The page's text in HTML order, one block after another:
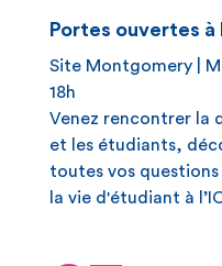
Portes ouvertes à
Site Montgomery |
18h
Venez rencontrer la
et les étudiants,
toutes vos
la vie d'étudiant à